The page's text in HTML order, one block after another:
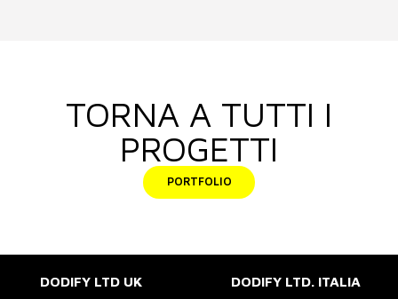
TORNA A TUTTI I
PROGETTI
PORTFOLIO
DODIFY LTD UK DODIFY LTD. ITALIA